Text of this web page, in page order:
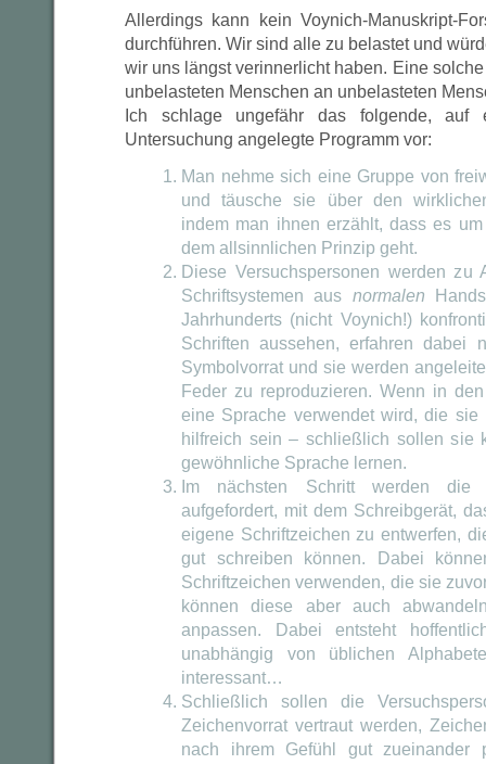
Allerdings kann kein Voynich-Manuskript-
durchführen. Wir sind alle zu belastet und
wir uns längst verinnerlicht haben. Eine
unbelasteten Menschen an unbelasteten
Ich schlage ungefähr das folgende, auf
Untersuchung angelegte Programm vor:
Man nehme sich eine Gruppe von
und täusche sie über den
indem man ihnen erzählt, dass es
dem allsinnlichen Prinzip geht.
Diese Versuchspersonen werden zu
Schriftsystemen aus normalen
Jahrhunderts (nicht Voynich!)
Schriften aussehen, erfahren dabei
Symbolvorrat und sie werden
Feder zu reproduzieren. Wenn in
eine Sprache verwendet wird, die sie
hilfreich sein – schließlich sollen sie
gewöhnliche Sprache lernen.
Im nächsten Schritt werden die
aufgefordert, mit dem Schreibgerät,
eigene Schriftzeichen zu entwerfen,
gut schreiben können. Dabei
Schriftzeichen verwenden, die sie
können diese aber auch
anpassen. Dabei entsteht
unabhängig von üblichen
interessant…
Schließlich sollen die
Zeichenvorrat vertraut werden,
nach ihrem Gefühl gut zueinander